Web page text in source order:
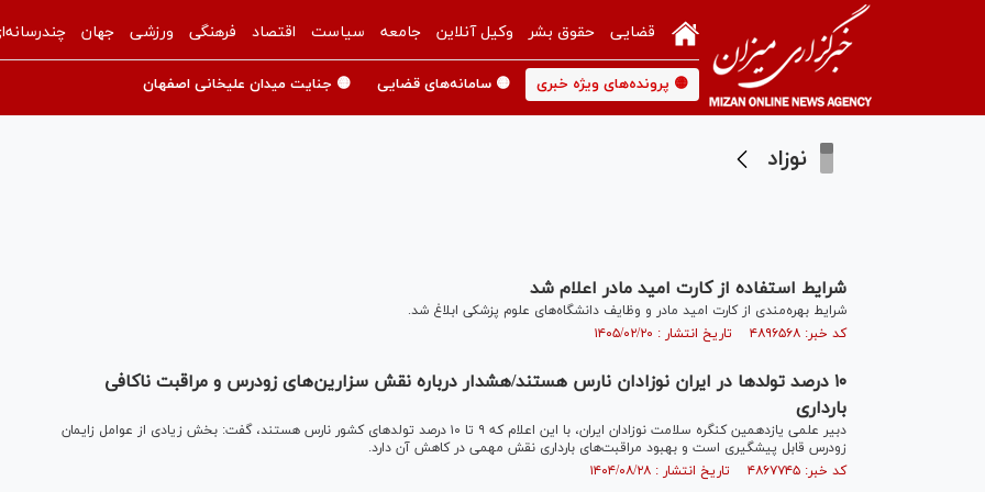
قضایی حقوق بشر وکیل آنلاین جامعه سیاست اقتصاد فرهنگی ورزشی جهان
🟡 پرونده‌های ویژه خبری 🟡 سامانه‌های قضایی 🟡 جنایت میدان علیخانی اصفهان
نوزاد
شرایط استفاده از کارت امید مادر اعلام شد
شرایط بهره‌مندی از کارت امید مادر و وظایف دانشگاه‌های علوم پزشکی ابلاغ شد.
کد خبر: ۴۸۹۶۵۶۸ تاریخ انتشار : ۱۴۰۵/۰۲/۲۰
۱۰ درصد تولدها در ایران نوزادان نارس هستند/هشدار درباره نقش سزارین‌های زودرس و مراقبت ناکافی
بارداری
دبیر علمی یازدهمین کنگره سلامت نوزادان ایران، با این اعلام که ۹ تا ۱۰ درصد تولدهای کشور نارس هستند، گفت: بخش زیادی از عوامل زایمان
زودرس قابل پیشگیری است و بهبود مراقبت‌های بارداری نقش مهمی در کاهش آن دارد.
کد خبر: ۴۸۶۷۷۴۵ تاریخ انتشار : ۱۴۰۴/۰۸/۲۸